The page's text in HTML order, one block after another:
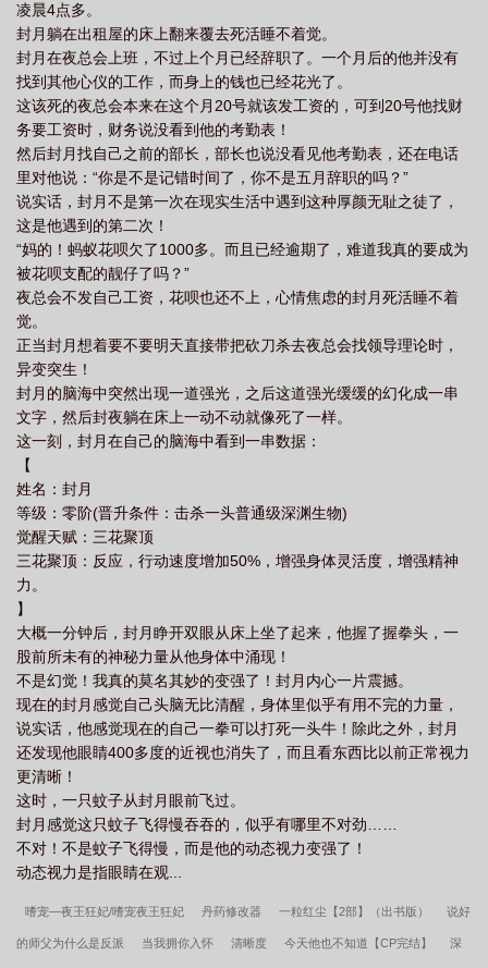
凌晨4点多。
封月躺在出租屋的床上翻来覆去死活睡不着觉。
封月在夜总会上班，不过上个月已经辞职了。一个月后的他并没有
找到其他心仪的工作，而身上的钱也已经花光了。
这该死的夜总会本来在这个月20号就该发工资的，可到20号他找财
务要工资时，财务说没看到他的考勤表！
然后封月找自己之前的部长，部长也说没看见他考勤表，还在电话
里对他说：“你是不是记错时间了，你不是五月辞职的吗？”
说实话，封月不是第一次在现实生活中遇到这种厚颜无耻之徒了，
这是他遇到的第二次！
“妈的！蚂蚁花呗欠了1000多。而且已经逾期了，难道我真的要成为
被花呗支配的靓仔了吗？”
夜总会不发自己工资，花呗也还不上，心情焦虑的封月死活睡不着
觉。
正当封月想着要不要明天直接带把砍刀杀去夜总会找领导理论时，
异变突生！
封月的脑海中突然出现一道强光，之后这道强光缓缓的幻化成一串
文字，然后封夜躺在床上一动不动就像死了一样。
这一刻，封月在自己的脑海中看到一串数据：
【
姓名：封月
等级：零阶(晋升条件：击杀一头普通级深渊生物)
觉醒天赋：三花聚顶
三花聚顶：反应，行动速度增加50%，增强身体灵活度，增强精神
力。
】
大概一分钟后，封月睁开双眼从床上坐了起来，他握了握拳头，一
股前所未有的神秘力量从他身体中涌现！
不是幻觉！我真的莫名其妙的变强了！封月内心一片震撼。
现在的封月感觉自己头脑无比清醒，身体里似乎有用不完的力量，
说实话，他感觉现在的自己一拳可以打死一头牛！除此之外，封月
还发现他眼睛400多度的近视也消失了，而且看东西比以前正常视力
更清晰！
这时，一只蚊子从封月眼前飞过。
封月感觉这只蚊子飞得慢吞吞的，似乎有哪里不对劲……
不对！不是蚊子飞得慢，而是他的动态视力变强了！
动态视力是指眼睛在观...
嗜宠—夜王狂妃/嗜宠夜王狂妃 丹药修改器 一粒红尘【2部】（出书版） 说好
的师父为什么是反派 当我拥你入怀 清晰度 今天他也不知道【CP完结】 深